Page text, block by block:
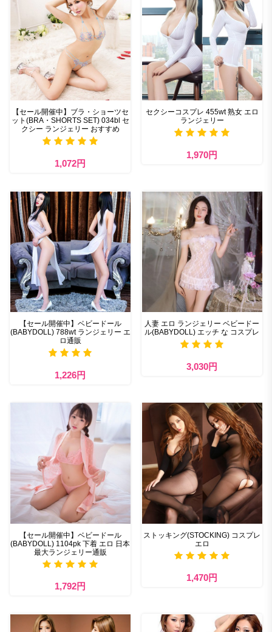
【セール開催中】ブラ・ショーツセ
ット(BRA・SHORTS SET) 034bl セ
クシー ランジェリー おすすめ
1,072円
セクシーコスプレ 455wt 熟女 エロ
ランジェリー
1,970円
【セール開催中】ベビードール
(BABYDOLL) 788wt ランジェリー エ
ロ通販
1,226円
人妻 エロ ランジェリー ベビードー
ル(BABYDOLL) エッチ な コスプレ
3,030円
【セール開催中】ベビードール
(BABYDOLL) 1104pk 下着 エロ 日本
最大ランジェリー通販
1,792円
ストッキング(STOCKING) コスプレ
エロ
1,470円